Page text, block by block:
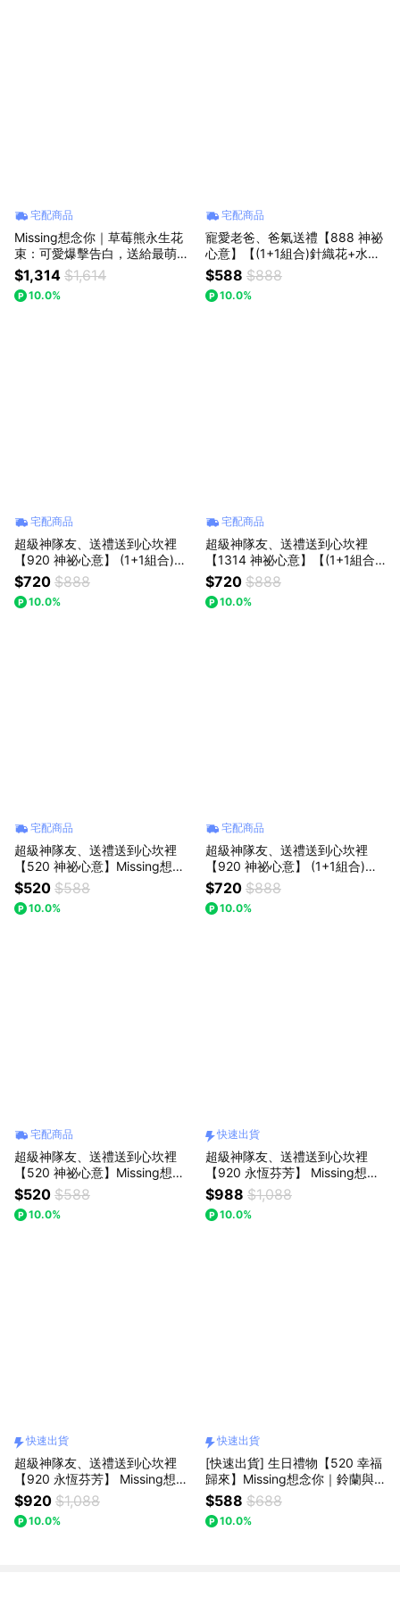
宅配商品
Missing想念你｜草莓熊永生花
束：可愛爆擊告白，送給最萌的
另一半 (預購)
$1,314 $1,614
10.0%
宅配商品
寵愛老爸、爸氣送禮【888 神祕
心意】【(1+1組合)針織花+水晶
熊】｜【Missing想念你】｜紫
色勿忘我針織花+皇冠水晶熊 :
七夕情人節/父親節(預購)
$588 $888
10.0%
宅配商品
超級神隊友、送禮送到心坎裡
【920 神祕心意】 (1+1組合)
【粉色勿忘我針織花+粉晶愛心
掌心石】｜【Missing想念你】
｜ : 七夕情人節/父親節(預購)
$720 $888
10.0%
宅配商品
超級神隊友、送禮送到心坎裡
【1314 神祕心意】【(1+1組合)
【粉玫瑰+粉晶熊】】Missing想
念你｜粉玫瑰精緻花束：浪漫告
白推薦，讓愛在日常中綻放 (預
$720 $888
10.0%
宅配商品
超級神隊友、送禮送到心坎裡
【520 神祕心意】Missing想念
你｜(迷你口袋花束) 酒紅白玫瑰
花束：獨一無二的浪漫，以後都
陪你走花路
$520 $588
10.0%
宅配商品
超級神隊友、送禮送到心坎裡
【920 神祕心意】 (1+1組合)
【粉色小歐風芭蕾+粉晶熊】｜
【Missing想念你】｜ 七夕情人
節/父親節(預購)
$720 $888
10.0%
宅配商品
超級神隊友、送禮送到心坎裡
【520 神祕心意】Missing想念
你｜(迷你口袋花束) 向日葵花
束：獨一無二的浪漫，以後都陪
你走花路
$520 $588
10.0%
快速出貨
超級神隊友、送禮送到心坎裡
【920 永恆芬芳】 Missing想念
你｜豆沙色/粉色/草莓熊花束(預
購)：(預購)
$988 $1,088
10.0%
快速出貨
超級神隊友、送禮送到心坎裡
【920 永恆芬芳】 Missing想念
你｜史迪奇花束(預購)：(預購)
$920 $1,088
10.0%
快速出貨
[快速出貨] 生日禮物【520 幸福
歸來】Missing想念你｜鈴蘭與
笑臉向日葵針織花：手作的恆久
祝福，告白首選
$588 $688
10.0%